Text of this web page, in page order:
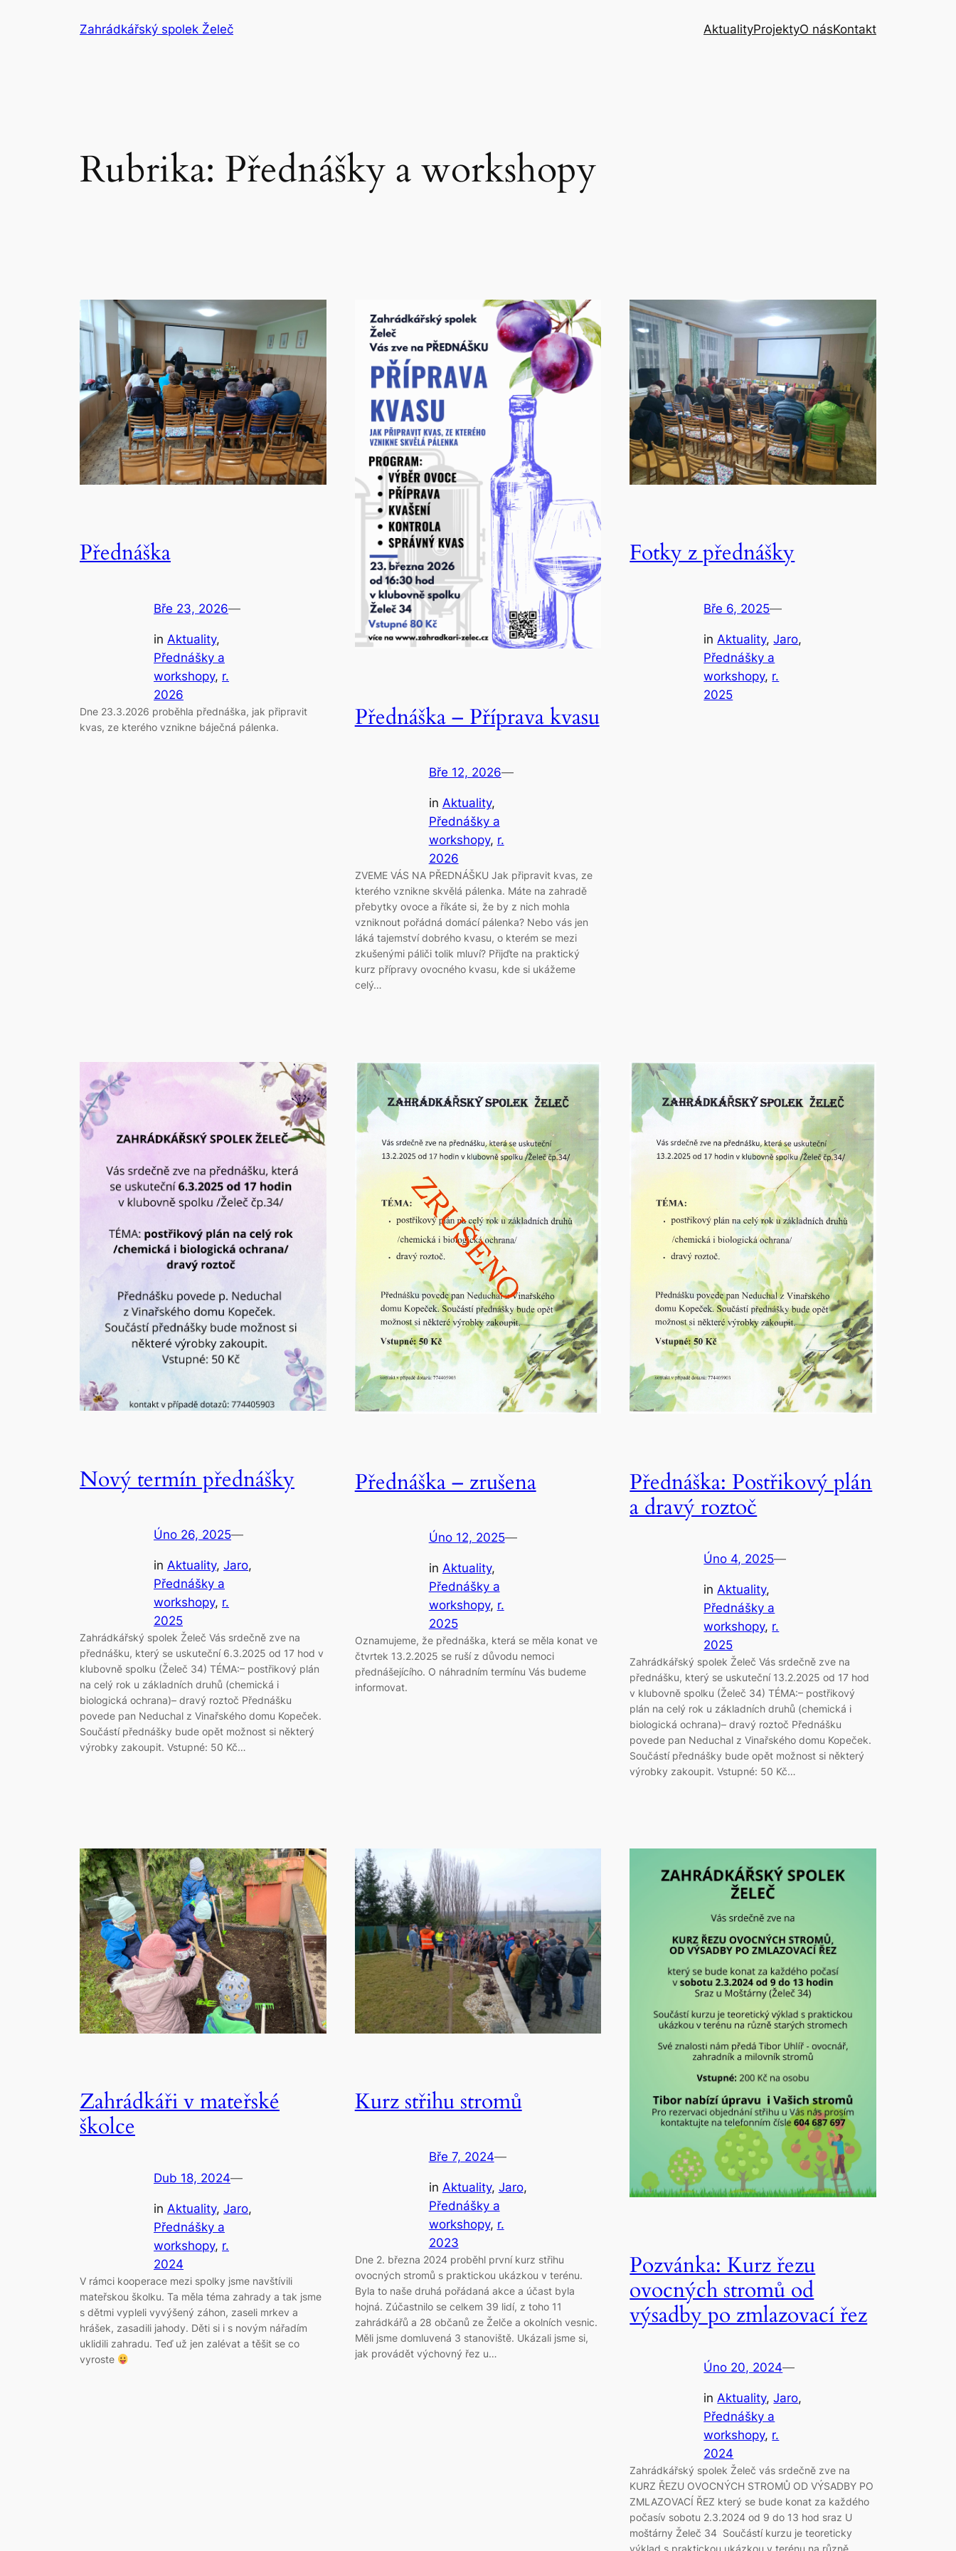
Zahrádkářský spolek Želeč AktualityProjektyO násKontakt
Rubrika: Přednášky a workshopy
Přednáška
Bře 23, 2026—
in Aktuality
Přednášky a
workshopy, r.
2026
Dne 23.3.2026 proběhla přednáška, jak připravit
kvas, ze kterého vznikne báječná pálenka.
Přednáška – Příprava kvasu
Bře 12, 2026—
in Aktuality
Přednášky a
workshopy, r.
2026
ZVEME VÁS NA PŘEDNÁŠKU Jak připravit kvas, ze
kterého vznikne skvělá pálenka. Máte na zahradě
přebytky ovoce a říkáte si, že by z nich mohla
vzniknout pořádná domácí pálenka? Nebo vás jen
láká tajemství dobrého kvasu, o kterém se mezi
zkušenými páliči tolik mluví? Přijďte na praktický
kurz přípravy ovocného kvasu, kde si ukážeme
celý…
Fotky z přednášky
Bře 6, 2025—
in Aktuality, Jaro
Přednášky a
workshopy, r.
2025
Nový termín přednášky
Úno 26, 2025—
in Aktuality, Jaro
Přednášky a
workshopy, r.
2025
Zahrádkářský spolek Želeč Vás srdečně zve na
přednášku, který se uskuteční 6.3.2025 od 17 hod v
klubovně spolku (Želeč 34) TÉMA:– postřikový plán
na celý rok u základních druhů (chemická i
biologická ochrana)– dravý roztoč Přednášku
povede pan Neduchal z Vinařského domu Kopeček.
Součástí přednášky bude opět možnost si některý
výrobky zakoupit. Vstupné: 50 Kč…
Přednáška – zrušena
Úno 12, 2025—
in Aktuality
Přednášky a
workshopy, r.
2025
Oznamujeme, že přednáška, která se měla konat ve
čtvrtek 13.2.2025 se ruší z důvodu nemoci
přednášejícího. O náhradním termínu Vás budeme
informovat.
Přednáška: Postřikový plán
a dravý roztoč
Úno 4, 2025—
in Aktuality
Přednášky a
workshopy, r.
2025
Zahrádkářský spolek Želeč Vás srdečně zve na
přednášku, který se uskuteční 13.2.2025 od 17 hod
v klubovně spolku (Želeč 34) TÉMA:– postřikový
plán na celý rok u základních druhů (chemická i
biologická ochrana)– dravý roztoč Přednášku
povede pan Neduchal z Vinařského domu Kopeček.
Součástí přednášky bude opět možnost si některý
výrobky zakoupit. Vstupné: 50 Kč…
Zahrádkáři v mateřské
školce
Dub 18, 2024—
in Aktuality, Jaro
Přednášky a
workshopy, r.
2024
V rámci kooperace mezi spolky jsme navštívili
mateřskou školku. Ta měla téma zahrady a tak jsme
s dětmi vypleli vyvýšený záhon, zaseli mrkev a
hrášek, zasadili jahody. Děti si i s novým nářadím
uklidili zahradu. Teď už jen zalévat a těšit se co
vyroste
Kurz střihu stromů
Bře 7, 2024—
in Aktuality, Jaro
Přednášky a
workshopy, r.
2023
Dne 2. března 2024 proběhl první kurz střihu
ovocných stromů s praktickou ukázkou v terénu.
Byla to naše druhá pořádaná akce a účast byla
hojná. Zúčastnilo se celkem 39 lidí, z toho 11
zahrádkářů a 28 občanů ze Želče a okolních vesnic.
Měli jsme domluvená 3 stanoviště. Ukázali jsme si,
jak provádět výchovný řez u…
Pozvánka: Kurz řezu
ovocných stromů od
výsadby po zmlazovací řez
Úno 20, 2024—
in Aktuality, Jaro
Přednášky a
workshopy, r.
2024
Zahrádkářský spolek Želeč vás srdečně zve na
KURZ ŘEZU OVOCNÝCH STROMŮ OD VÝSADBY PO
ZMLAZOVACÍ ŘEZ který se bude konat za každého
počasív sobotu 2.3.2024 od 9 do 13 hod sraz U
moštárny Želeč 34 Součástí kurzu je teoreticky
výklad s praktickou ukázkou v terénu na různě